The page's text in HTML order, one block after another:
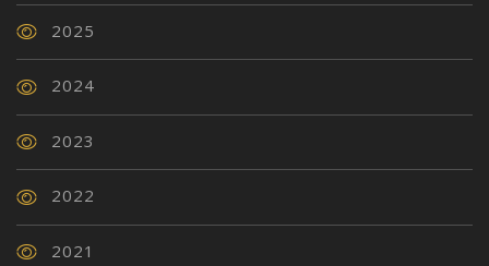
2025
2024
2023
2022
2021